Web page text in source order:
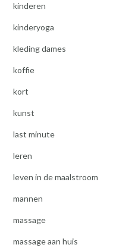
kinderen
kinderyoga
kleding dames
koffie
kort
kunst
last minute
leren
leven in de maalstroom
mannen
massage
massage aan huis